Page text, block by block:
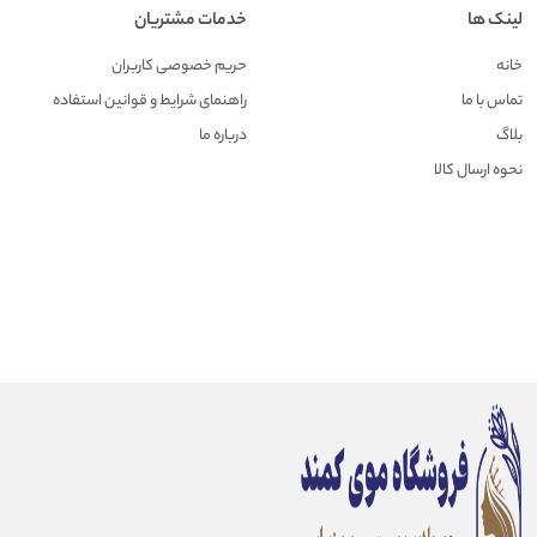
لینک ها
خانه
تماس با ما
بلاگ
نحوه ارسال کالا
خدمات مشتریان
حریم خصوصی کاربران
راهنمای شرایط و قوانین استفاده
درباره ما